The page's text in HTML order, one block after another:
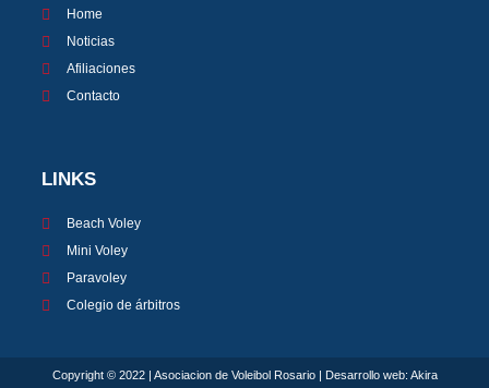
Home
Noticias
Afiliaciones
Contacto
LINKS
Beach Voley
Mini Voley
Paravoley
Colegio de árbitros
Copyright © 2022 | Asociacion de Voleibol Rosario | Desarrollo web: Akira